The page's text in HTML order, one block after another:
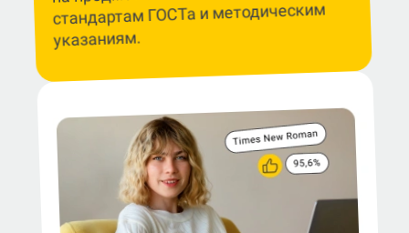
стандартам ГОСТа и методическим
указаниям.